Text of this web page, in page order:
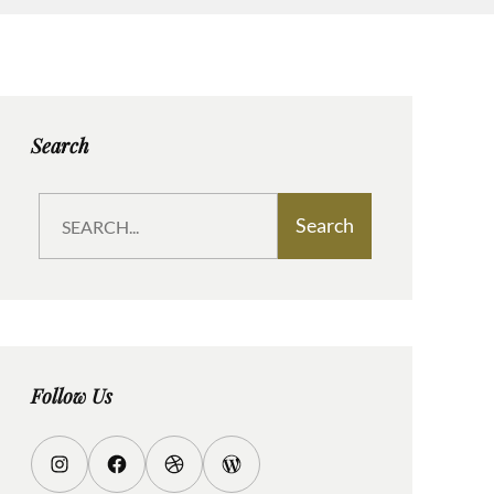
Search
a
Search
Follow Us
I
F
D
W